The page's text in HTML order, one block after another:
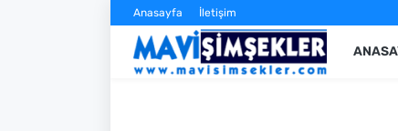
Anasayfa İletişim